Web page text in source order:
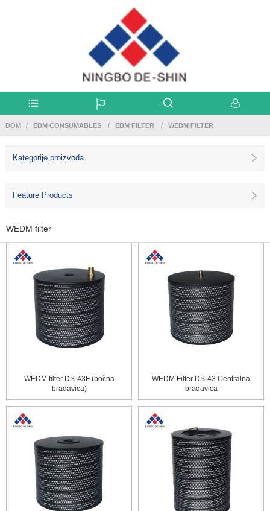
DOM EDM CONSUMABLES EDM FILTER WEDM FILTER
Kategorije proizvoda
Feature Products
WEDM filter
WEDM filter DS-43F (bočna
bradavica)
WEDM Filter DS-43 Centralna
bradavica